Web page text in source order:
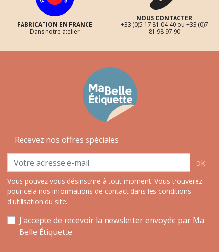
FABRICATION EN FRANCE
Dans notre atelier
NOUS CONTACTER
+33 (0)5 17 81 04 40 ou +33 (0)7
81 98 97 90
Recevez nos offres spéciales
ok
Vous pouvez vous désinscrire à tout moment. Vous trouverez
pour cela nos informations de contact dans les conditions
d'utilisation du site.
J'accepte de recevoir la newsletter envoyée par Ma
Belle Étiquette